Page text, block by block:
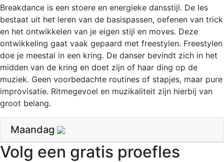
Breakdance is een stoere en energieke dansstijl. De les
bestaat uit het leren van de basispassen, oefenen van trick
en het ontwikkelen van je eigen stijl en moves. Deze
ontwikkeling gaat vaak gepaard met freestylen. Freestylen
doe je meestal in een kring. De danser bevindt zich in het
midden van de kring en doet zijn of haar ding op de
muziek. Geen voorbedachte routines of stapjes, maar pure
improvisatie. Ritmegevoel en muzikaliteit zijn hierbij van
groot belang.
Maandag
Volg een gratis proefles